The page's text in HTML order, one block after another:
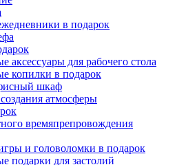
в подарок
аксессуары для рабочего стола
копилки в подарок
шкаф
атмосферы
времяпрепровождения
и головоломки в подарок
подарки для застолий